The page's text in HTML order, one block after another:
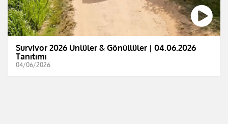
Survivor 2026 Ünlüler & Gönüllüler | 04.06.2026
Tanıtımı
04/06/2026